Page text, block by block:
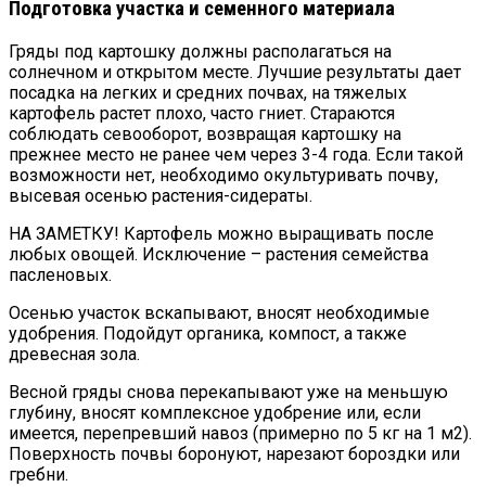
Подготовка участка и семенного материала
Гряды под картошку должны располагаться на
солнечном и открытом месте. Лучшие результаты дает
посадка на легких и средних почвах, на тяжелых
картофель растет плохо, часто гниет. Стараются
соблюдать севооборот, возвращая картошку на
прежнее место не ранее чем через 3-4 года. Если такой
возможности нет, необходимо окультуривать почву,
высевая осенью растения-сидераты.
НА ЗАМЕТКУ! Картофель можно выращивать после
любых овощей. Исключение – растения семейства
пасленовых.
Осенью участок вскапывают, вносят необходимые
удобрения. Подойдут органика, компост, а также
древесная зола.
Весной гряды снова перекапывают уже на меньшую
глубину, вносят комплексное удобрение или, если
имеется, перепревший навоз (примерно по 5 кг на 1 м2).
Поверхность почвы боронуют, нарезают бороздки или
гребни.